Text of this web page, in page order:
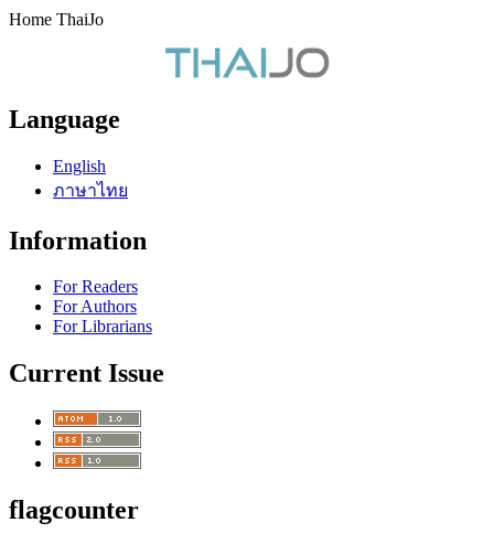
Home ThaiJo
Language
English
ภาษาไทย
Information
For Readers
For Authors
For Librarians
Current Issue
flagcounter